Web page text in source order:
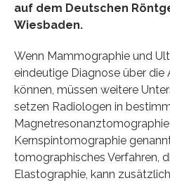
auf dem Deutschen
Wiesbaden.
Wenn Mammographie und
eindeutige Diagnose über die
können, müssen weitere
setzen Radiologen in
Kernspintomographie
tomographisches Verfahren,
Elastographie, kann